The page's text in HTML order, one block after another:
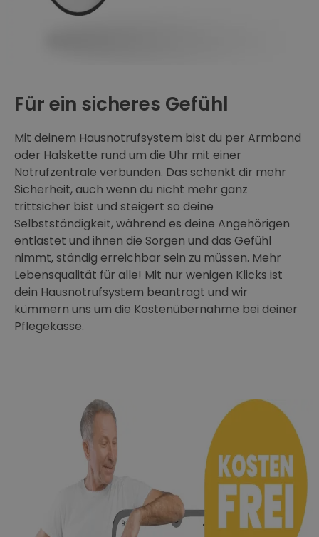
Für ein sicheres Gefühl
Mit deinem Hausnotrufsystem bist du per Armband
oder Halskette rund um die Uhr mit einer
Notrufzentrale verbunden. Das schenkt dir mehr
Sicherheit, auch wenn du nicht mehr ganz
trittsicher bist und steigert so deine
Selbstständigkeit, während es deine Angehörigen
entlastet und ihnen die Sorgen und das Gefühl
nimmt, ständig erreichbar sein zu müssen. Mehr
Lebensqualität für alle! Mit nur wenigen Klicks ist
dein Hausnotrufsystem beantragt und wir
kümmern uns um die Kostenübernahme bei deiner
Pflegekasse.